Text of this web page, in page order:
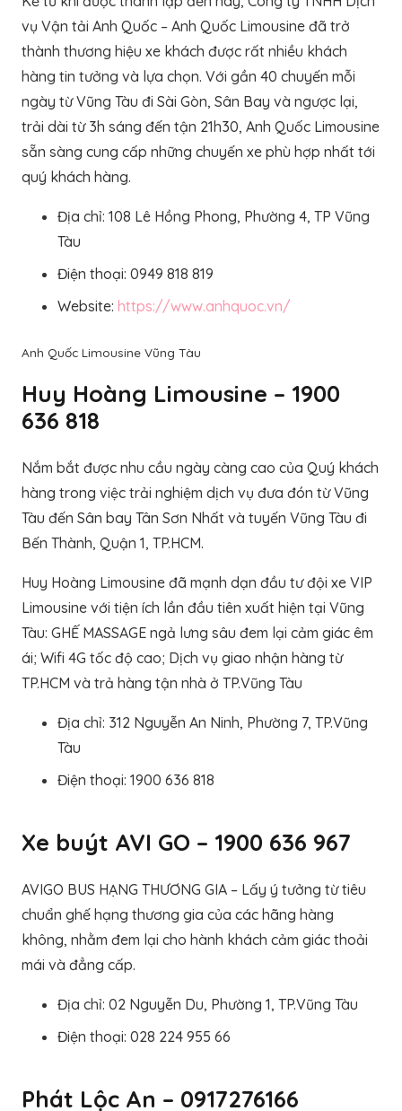
vụ Vận tải Anh Quốc – Anh Quốc Limousine đã trở
thành thương hiệu xe khách được rất nhiều khách
hàng tin tưởng và lựa chọn. Với gần 40 chuyến mỗi
ngày từ Vũng Tàu đi Sài Gòn, Sân Bay và ngược lại,
trải dài từ 3h sáng đến tận 21h30, Anh Quốc Limousine
sẵn sàng cung cấp những chuyến xe phù hợp nhất tới
quý khách hàng.
Địa chỉ: 108 Lê Hồng Phong, Phường 4, TP Vũng
Tàu
Điện thoại: 0949 818 819
Website: https://www.anhquoc.vn/
Anh Quốc Limousine Vũng Tàu
Huy Hoàng Limousine – 1900
636 818
Nắm bắt được nhu cầu ngày càng cao của Quý khách
hàng trong việc trải nghiệm dịch vụ đưa đón từ Vũng
Tàu đến Sân bay Tân Sơn Nhất và tuyến Vũng Tàu đi
Bến Thành, Quận 1, TP.HCM.
Huy Hoàng Limousine đã mạnh dạn đầu tư đội xe VIP
Limousine với tiện ích lần đầu tiên xuất hiện tại Vũng
Tàu: GHẾ MASSAGE ngả lưng sâu đem lại cảm giác êm
ái; Wifi 4G tốc độ cao; Dịch vụ giao nhận hàng từ
TP.HCM và trả hàng tận nhà ở TP.Vũng Tàu
Địa chỉ: 312 Nguyễn An Ninh, Phường 7, TP.Vũng
Tàu
Điện thoại: 1900 636 818
Xe buýt AVI GO – 1900 636 967
AVIGO BUS HẠNG THƯƠNG GIA – Lấy ý tưởng từ tiêu
chuẩn ghế hạng thương gia của các hãng hàng
không, nhằm đem lại cho hành khách cảm giác thoải
mái và đẳng cấp.
Địa chỉ: 02 Nguyễn Du, Phường 1, TP.Vũng Tàu
Điện thoại: 028 224 955 66
Phát Lộc An – 0917276166